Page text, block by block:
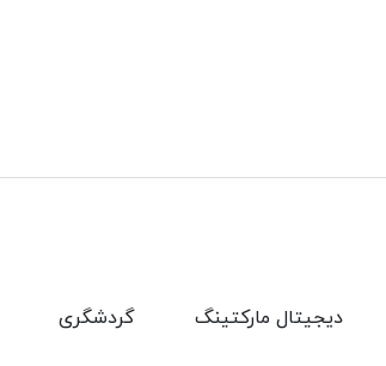
گردشگری دیجیتال مارکتینگ